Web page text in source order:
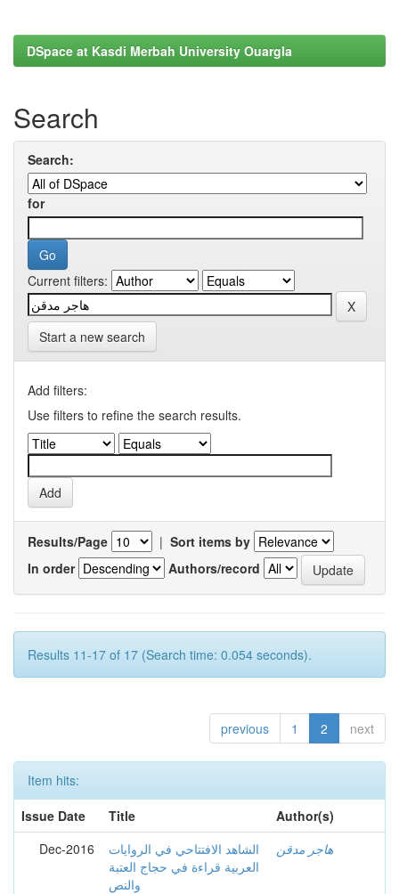
DSpace at Kasdi Merbah University Ouargla
Search
Search:
for
Current filters:
Start a new search
Add filters:
Use filters to refine the search results.
Results/Page | Sort items by
In order
Authors/record
Results 11-17 of 17 (Search time: 0.054 seconds).
previous 1 2 next
Item hits:
Issue Date
Title
Author(s)
Dec-2016
الشاهد الافتتاحي في الروايات
العربية قراءة في حجاج العتبة
والنص
هاجر مدقن